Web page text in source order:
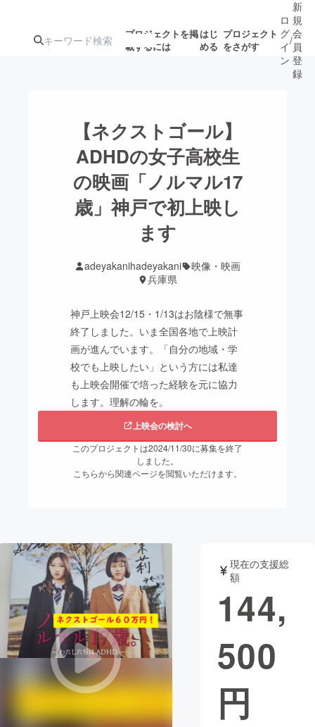
プロジェクトを掲
載するには
はじ
める
プロジェクト
をさがす
注目のリ
注目の新着プロ
ジェクト
募集終了が近いプ
ロジェクト
アート・写真
テクノロジー・ガジェット
映像・映画
まちづくり・地域活性化
CAMPFIRE for Social GoodCAMPFIRE Creation
CAMPFIREふるさと納税
ロ
グ
イ
ン
/
新
規
会
員
登
録
【ネクストゴール】
ADHDの女子高校生
の映画「ノルマル17
歳」神戸で初上映し
ます
adeyakanihadeyakani
映像・映画
兵庫県
神戸上映会12/15・1/13はお陰様で無事
終了しました。いま全国各地で上映計
画が進んでいます。「自分の地域・学
校でも上映したい」という方には私達
も上映会開催で培った経験を元に協力
します。理解の輪を。
上映会の検討へ
このプロジェクトは2024/11/30に募集を終了
しました。
こちらから関連ページを閲覧いただけます。
現在の支援総
額
144,
500
円